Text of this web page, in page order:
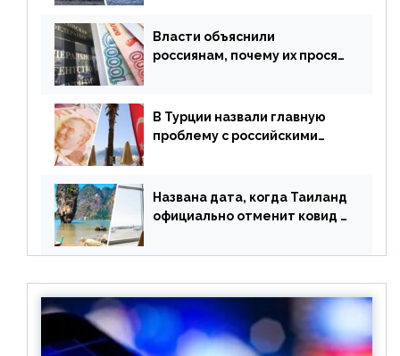
Власти объяснили
россиянам, почему их просят
В Турции назвали главную
проблему с российскими
Названа дата, когда Таиланд
официально отменит ковид и